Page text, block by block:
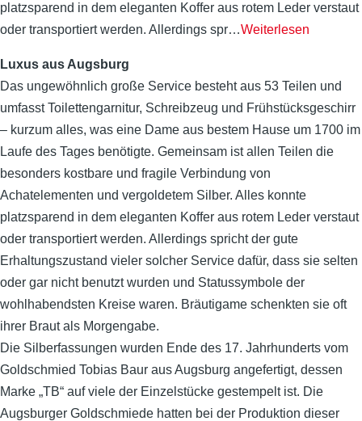
platzsparend in dem eleganten Koffer aus rotem Leder verstaut
oder transportiert werden. Allerdings spr…Weiterlesen
Luxus aus Augsburg
Das ungewöhnlich große Service besteht aus 53 Teilen und
umfasst Toilettengarnitur, Schreibzeug und Frühstücksgeschirr
– kurzum alles, was eine Dame aus bestem Hause um 1700 im
Laufe des Tages benötigte. Gemeinsam ist allen Teilen die
besonders kostbare und fragile Verbindung von
Achatelementen und vergoldetem Silber. Alles konnte
platzsparend in dem eleganten Koffer aus rotem Leder verstaut
oder transportiert werden. Allerdings spricht der gute
Erhaltungszustand vieler solcher Service dafür, dass sie selten
oder gar nicht benutzt wurden und Statussymbole der
wohlhabendsten Kreise waren. Bräutigame schenkten sie oft
ihrer Braut als Morgengabe.
Die Silberfassungen wurden Ende des 17. Jahrhunderts vom
Goldschmied Tobias Baur aus Augsburg angefertigt, dessen
Marke „TB“ auf viele der Einzelstücke gestempelt ist. Die
Augsburger Goldschmiede hatten bei der Produktion dieser